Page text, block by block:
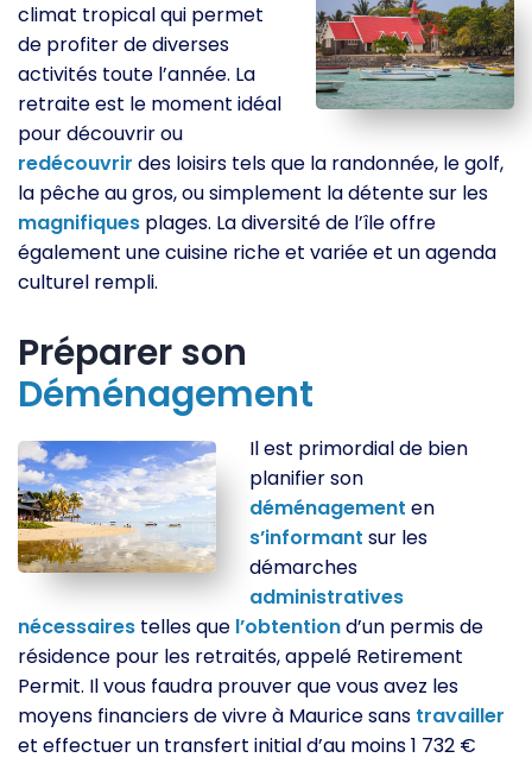
climat tropical qui permet
de profiter de diverses
activités toute l’année. La
retraite est le moment idéal
pour découvrir ou
redécouvrir des loisirs tels que la randonnée, le golf,
la pêche au gros, ou simplement la détente sur les
magnifiques plages. La diversité de l’île offre
également une cuisine riche et variée et un agenda
culturel rempli.
Préparer son
Déménagement
Il est primordial de bien
planifier son
déménagement en
s’informant sur les
démarches
administratives
nécessaires telles que l’obtentiond’un permis de
résidence pour les retraités, appelé Retirement
Permit. Il vous faudra prouver que vous avez les
moyens financiers de vivre à Maurice sans travailler
et effectuer un transfert initial d’au moins 1 732 €